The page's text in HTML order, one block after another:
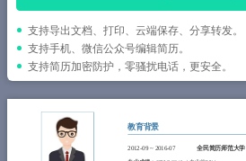
简历教程
登录 / 注册
支持导出文档、打印、云端保存、分享转发。
支持手机、微信公众号编辑简历。
支持简历加密防护，零骚扰电话，更安全。
教育背景
2012-09~2016-07 全民简历师范大学